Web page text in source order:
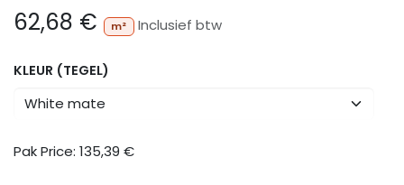
62,68 € m² Inclusief btw
KLEUR (TEGEL)
Pak Price: 135,39 €